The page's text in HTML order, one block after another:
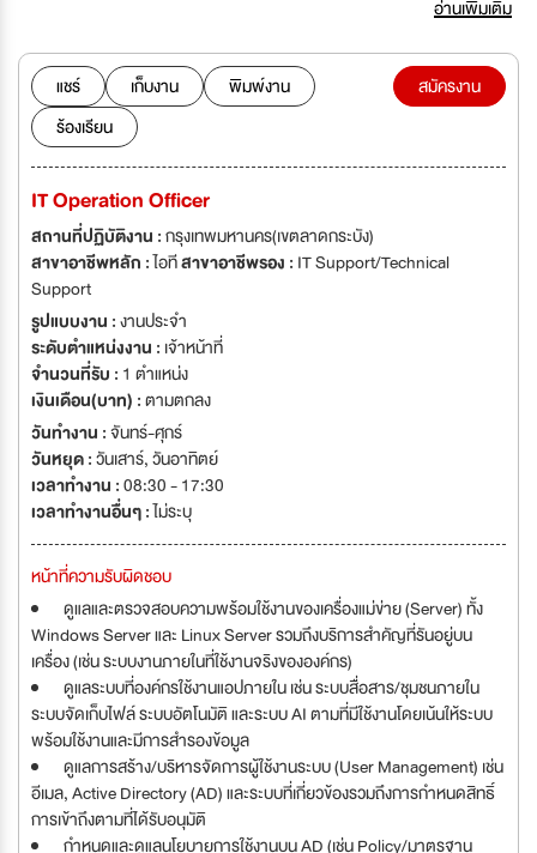
อ่านเพิ่มเติม
แชร์ เก็บงาน
พิมพ์งาน
ร้องเรียน
สมัครงาน
IT Operation Officer
สถานที่ปฏิบัติงาน :กรุงเทพมหานคร(เขตลาดกระบัง)
สาขาอาชีพหลัก :ไอทีสาขาอาชีพรอง : IT Support/Technical
Support
รูปแบบงาน :งานประจำ
ระดับตำแหน่งงาน : เจ้าหน้าที่
จำนวนที่รับ : 1 ตำแหน่ง
เงินเดือน(บาท) :ตามตกลง
วันทำงาน :จันทร์-ศุกร์
วันหยุด :วันเสาร์,วันอาทิตย์
เวลาทำงาน :08:30 - 17:30
เวลาทำงานอื่นๆ :ไม่ระบุ
หน้าที่ความรับผิดชอบ
ดูแลและตรวจสอบความพร้อมใช้งานของเครื่องแม่ข่าย (Server) ทั้ง
Windows Server และ Linux Server รวมถึงบริการสำคัญที่รันอยู่บน
เครื่อง (เช่น ระบบงานภายในที่ใช้งานจริงขององค์กร)
ดูแลระบบที่องค์กรใช้งานแอปภายใน เช่น ระบบสื่อสาร/ชุมชนภายใน
ระบบจัดเก็บไฟล์ ระบบอัตโนมัติ และระบบ AI ตามที่มีใช้งานโดยเน้นให้ระบบ
พร้อมใช้งานและมีการสำรองข้อมูล
ดูแลการสร้าง/บริหารจัดการผู้ใช้งานระบบ (User Management) เช่น
อีเมล, Active Directory (AD) และระบบที่เกี่ยวข้องรวมถึงการกำหนดสิทธิ์
การเข้าถึงตามที่ได้รับอนุมัติ
กำหนดและดูแลนโยบายการใช้งานบน AD (เช่น Policy/มาตรฐาน